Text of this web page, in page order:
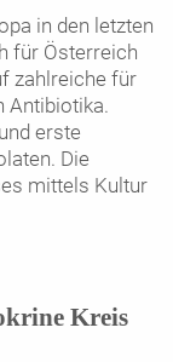
in den letzten
für Österreich
zahlreiche für
Antibiotika.
erste
Die
mittels Kultur
Kreis